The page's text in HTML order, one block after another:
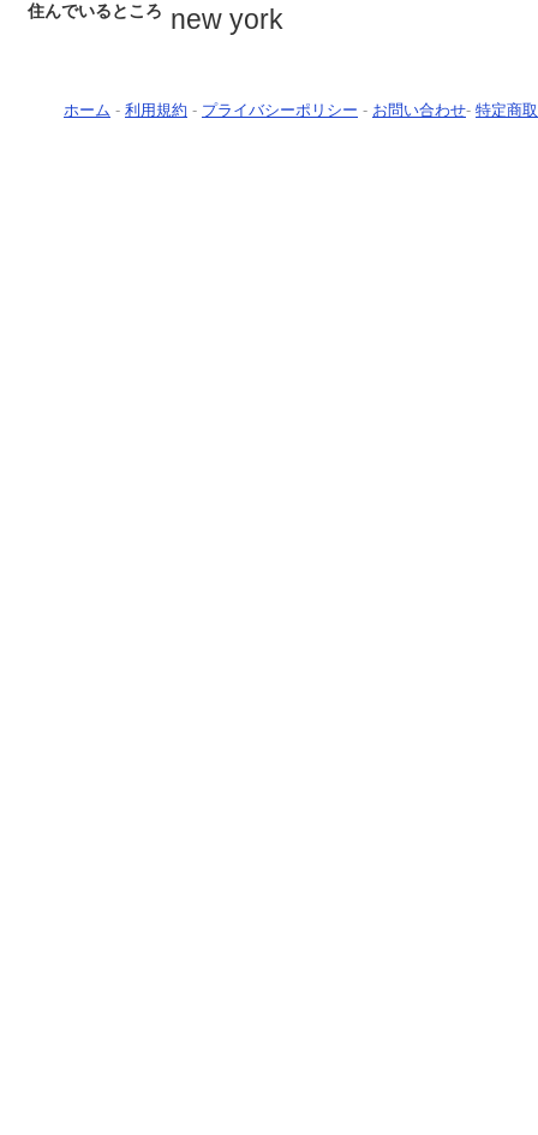
住んでいるところ new york
ホーム - 利用規約 - プライバシーポリシー - お問い合わせ- 特定商